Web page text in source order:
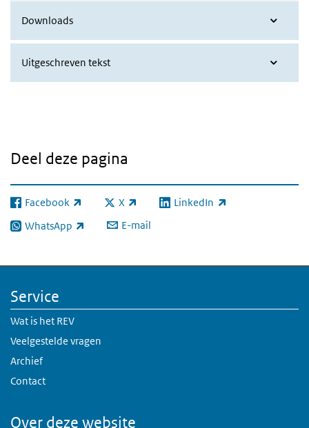
Downloads
Uitgeschreven tekst
Deel deze pagina
Facebook
(externe link) X
(externe link) LinkedIn
(externe link)
WhatsApp
(externe link) E-mail
Service
Wat is het REV
Veelgestelde vragen
Archief
Contact
Over deze website